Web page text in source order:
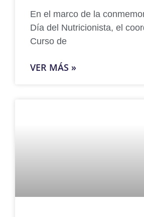
En el marco de la
Día del Nutricionista, el
Curso de
VER MÁS »